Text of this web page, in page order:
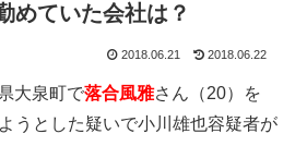
めていた会社は？
2018.06.21 2018.06.22
大泉町で落合風雅さん（20）を
うとした疑いで小川雄也容疑者が